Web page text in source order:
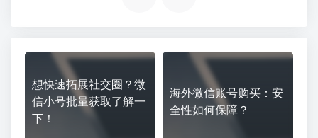
想快速拓展社交圈？微
信小号批量获取了解一
下！
海外微信账号购买：安
全性如何保障？